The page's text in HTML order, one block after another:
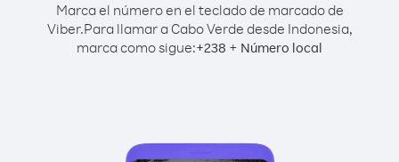
Marca el número en el teclado de marcado de
Viber.Para llamar a Cabo Verde desde Indonesia,
marca como sigue:+238 + Número local